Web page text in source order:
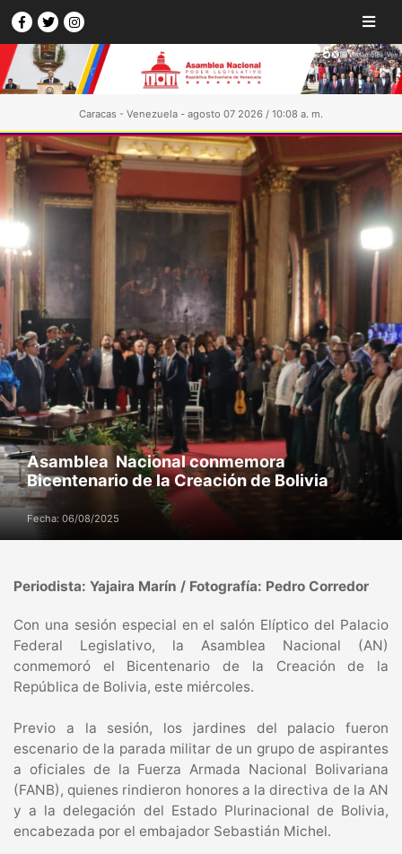
Caracas - Venezuela - agosto 07 2026 / 10:08 a. m.
Asamblea Nacional conmemora
Bicentenario de la Creación de Bolivia
Fecha: 06/08/2025
Periodista: Yajaira Marín / Fotografía: Pedro Corredor
Con una sesión especial en el salón Elíptico del Palacio
Federal Legislativo, la Asamblea Nacional (AN)
conmemoró el Bicentenario de la Creación de la
República de Bolivia, este miércoles.
Previo a la sesión, los jardines del palacio fueron
escenario de la parada militar de un grupo de aspirantes
a oficiales de la Fuerza Armada Nacional Bolivariana
(FANB), quienes rindieron honores a la directiva de la AN
y a la delegación del Estado Plurinacional de Bolivia,
encabezada por el embajador Sebastián Michel.